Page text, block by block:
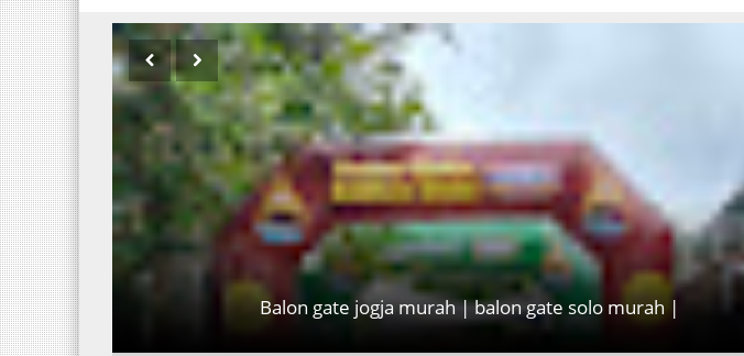
Balon gate jogja murah | balon gate solo murah |